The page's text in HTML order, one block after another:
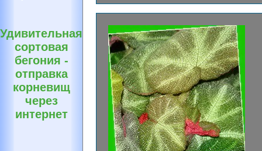
Удивительная
сортовая
бегония -
отправка
корневищ
через
интернет